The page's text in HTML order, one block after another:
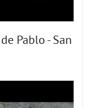
Pablo - San